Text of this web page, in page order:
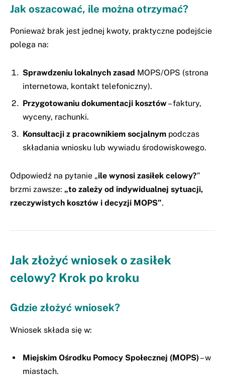
Jak oszacować, ile można otrzymać?
Ponieważ brak jest jednej kwoty, praktyczne podejście
polega na:
Sprawdzeniu lokalnych zasad MOPS/OPS (strona
internetowa, kontakt telefoniczny).
Przygotowaniu dokumentacji kosztów– faktury,
wyceny, rachunki.
Konsultacji z pracownikiem socjalnym podczas
składania wniosku lub wywiadu środowiskowego.
Odpowiedź na pytanie „ile wynosi zasiłek celowy?”
brzmi zawsze: „to zależy od indywidualnej sytuacji,
rzeczywistych kosztów i decyzji MOPS”.
Jak złożyć wniosek o zasiłek
celowy? Krok po kroku
Gdzie złożyć wniosek?
Wniosek składa się w:
Miejskim Ośrodku Pomocy Społecznej (MOPS) – w
miastach.